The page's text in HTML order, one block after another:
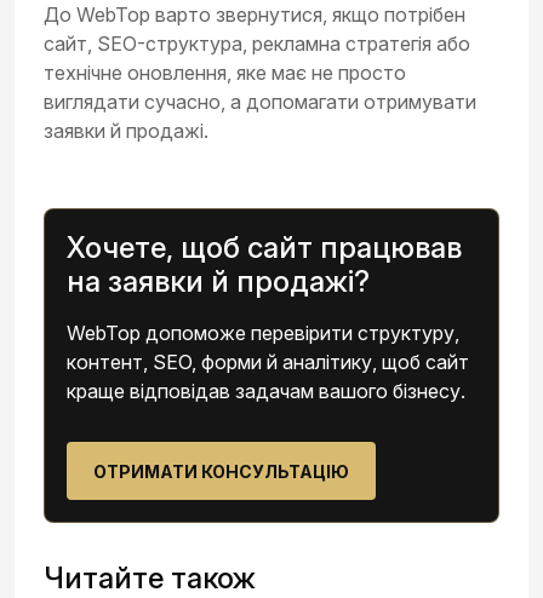
До WebTop варто звернутися, якщо потрібен
сайт, SEO-структура, рекламна стратегія або
технічне оновлення, яке має не просто
виглядати сучасно, а допомагати отримувати
заявки й продажі.
Хочете, щоб сайт працював
на заявки й продажі?
WebTop допоможе перевірити структуру,
контент, SEO, форми й аналітику, щоб сайт
краще відповідав задачам вашого бізнесу.
ОТРИМАТИ КОНСУЛЬТАЦІЮ
Читайте також